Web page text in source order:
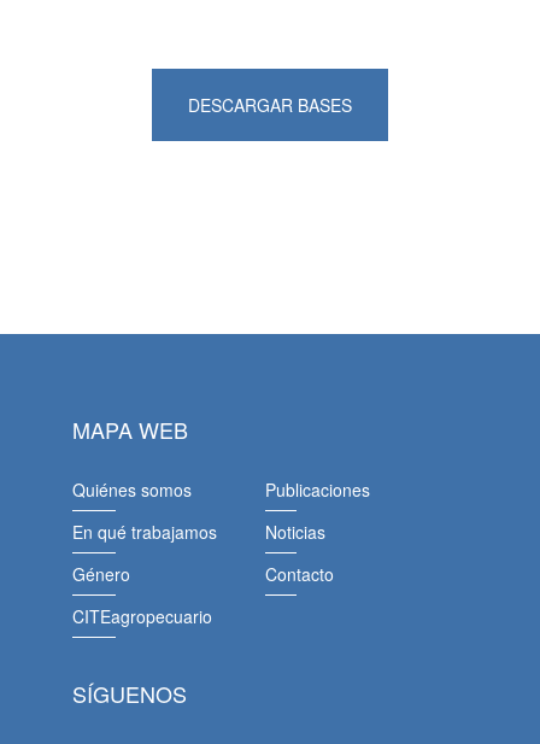
DESCARGAR BASES
MAPA WEB
Quiénes somos
En qué trabajamos
Género
CITEagropecuario
Publicaciones
Noticias
Contacto
SÍGUENOS